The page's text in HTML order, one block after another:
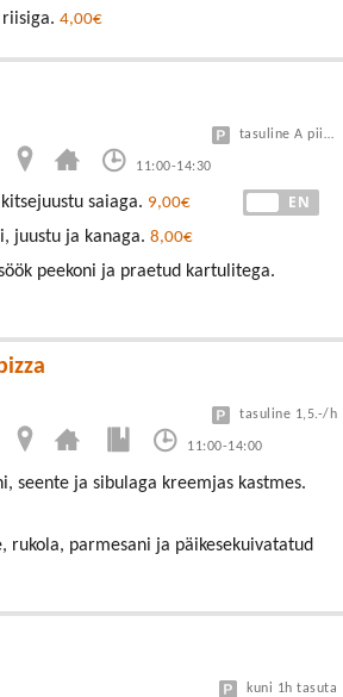
riisiga. 4,00€
11:00-14:30
tasuline A piirkond
EN
saiaga. 9,00€
juustu ja kanaga. 8,00€
peekoni ja praetud kartulitega.
11:00-14:00
tasuline 1,5.-/h
seente ja sibulaga kreemjas kastmes.
rukola, parmesani ja päikesekuivatatud
kuni 1h tasuta